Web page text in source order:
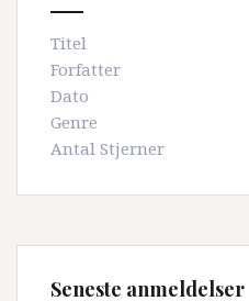
Titel
Forfatter
Dato
Genre
Antal Stjerner
Seneste anmeldelser